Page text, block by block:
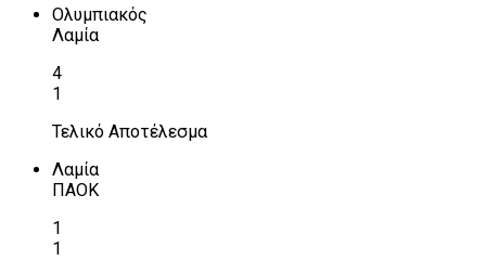
Ολυμπιακός
Λαμία
4
1
Τελικό Αποτέλεσμα
Λαμία
ΠΑΟΚ
1
1